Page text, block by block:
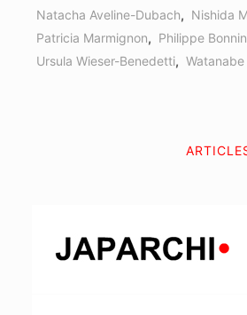
Natacha Aveline-Dubach, Nishida
Patricia Marmignon, Philippe Bonnin
Ursula Wieser-Benedetti,
NAVIGATION